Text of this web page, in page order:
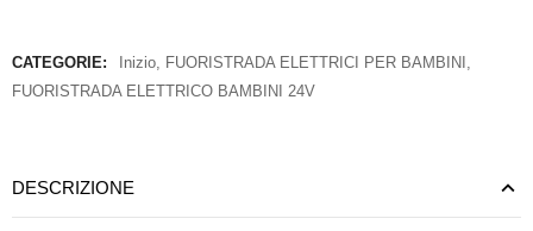
CATEGORIE: Inizio FUORISTRADA ELETTRICI PER BAMBINI
FUORISTRADA ELETTRICO BAMBINI 24V
DESCRIZIONE